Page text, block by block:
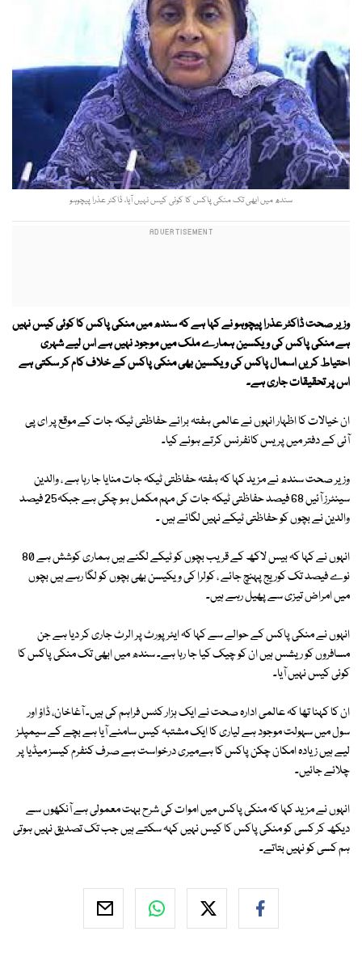
سندھ میں ابھی تک منکی پاکس کا کوئی کیس نہیں آیا، ڈاکٹر عذرا پیچوہو
وزیر صحت ڈاکٹر عذرا پیچوہو نے کہا ہے کہ سندھ میں منکی پاکس کا کوئی کیس نہیں
ہے منکی پاکس کی ویکسین ہمارے ملک میں موجود نہیں ہے اس لیے شہری
احتیاط کریں اسمال پاکس کی ویکسین بھی منکی پاکس کے خلاف کام کر سکتی ہے
اس پر تحقیقات جاری ہے۔
ان خیالات کا اظہار انہوں نے عالمی ہفتہ برائے حفاظتی ٹیکہ جات کے موقع پر ای پی
آئی کے دفتر میں پریس کانفرنس کرتے ہوئے کیا۔
وزیر صحت سندھ نے مزید کہا کہ ہفتہ حفاظتی ٹیکہ جات منایا جا رہا ہے ، والدین
سینٹرز آئیں 68 فیصد حفاظتی ٹیکہ جات کی مہم مکمل ہو چکی ہے جبکہ25 فیصد
والدین نے بچوں کو حفاظتی ٹیکے نہیں لگائے ہیں ۔
انہوں نے کہا کہ بیس لاکھ کے قریب بچوں کو ٹیکے لگنے ہیں ہماری کوشش ہے 80
نوے فیصد تک کوریج پہنچ جائے ، کولرا کی ویکیسن بھی بچوں کو لگا رہے ہیں بچوں
میں امراض تیزی سے پھیل رہے ہیں۔
انہوں نے منکی پاکس کے حوالے سے کہا کہ ایئر پورٹ پر الرٹ جاری کر دیا ہے جن
مسافروں کو ریشس ہیں ان کو چیک کیا جا رہا ہے۔ سندھ میں ابھی تک منکی پاکس کا
کوئی کیس نہیں آیا۔
ان کا کہنا تھا کہ عالمی ادارہ صحت نے ایک ہزار کٹس فراہم کی ہیں۔ آغاخان، ڈاؤ اور
سول میں سہولت موجود ہے لیاری کا ایک مشتبہ کیس سامنے آیا ہے بچے کے سیمپلز
لیے ہیں زیادہ امکان چکن پاکس کا ہےمیری درخواست ہے صرف کنفرم کیسز میڈیا پر
چلائے جائیں۔
انہوں نے مزید کہا کہ منکی پاکس میں اموات کی شرح بہت معمولی ہے آنکھوں سے
دیکھ کر کسی کو منکی پاکس کا کیس نہیں کہہ سکتے ہیں جب تک تصدیق نہیں ہوتی
ہم کسی کو نہیں بتاتے۔